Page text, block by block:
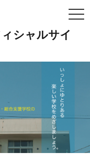
シャルサイ